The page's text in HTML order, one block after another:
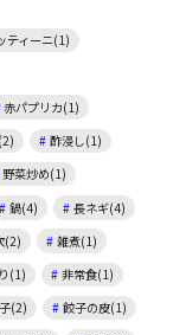
ティーニ(1)
赤パプリカ(1)
酢浸し(1)
野菜炒め(1)
鍋(4)
長ネギ(4)
(2)
雑煮(1)
(1)
非常食(1)
(2)
餃子の皮(1)